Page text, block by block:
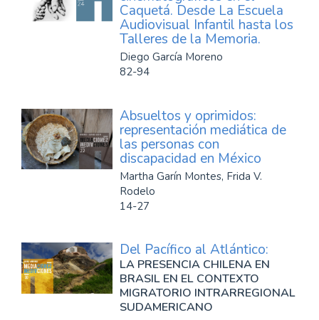
Caquetá. Desde La Escuela
Audiovisual Infantil hasta los
Talleres de la Memoria.
Diego García Moreno
82-94
Absueltos y oprimidos:
representación mediática de
las personas con
discapacidad en México
Martha Garín Montes, Frida V.
Rodelo
14-27
Del Pacífico al Atlántico:
LA PRESENCIA CHILENA EN
BRASIL EN EL CONTEXTO
MIGRATORIO INTRARREGIONAL
SUDAMERICANO